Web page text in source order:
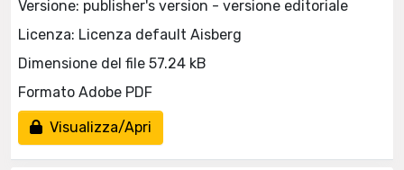
Versione: publisher's version - versione editoriale
Licenza: Licenza default Aisberg
Dimensione del file 57.24 kB
Formato Adobe PDF
Visualizza/Apri